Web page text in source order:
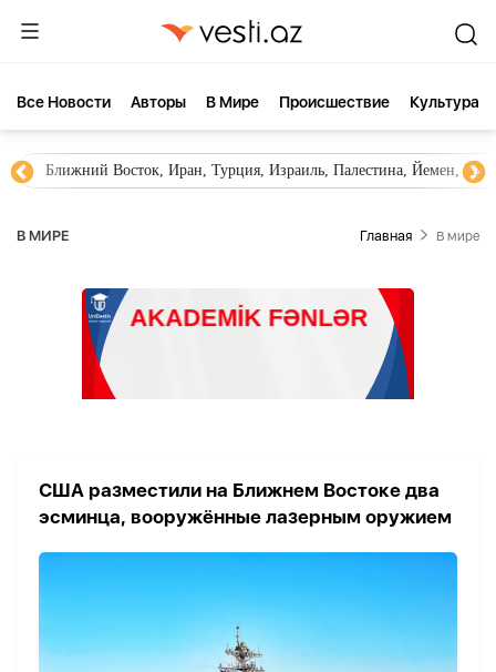
Все Новости Aвторы В Мире Происшествие Культура
Ближний Восток, Иран, Турция, Израиль, Палестина, Йемен,
В МИРЕ Главная В мире
США разместили на Ближнем Востоке два
эсминца, вооружённые лазерным оружием